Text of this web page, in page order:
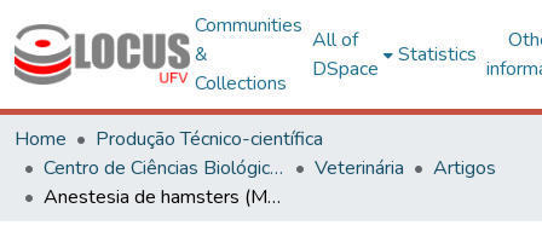
Communities
&
Collections
All of
DSpace
Statistics
Home
Produção Técnico-científica
Centro de Ciências Biológicas e da Saúde
Veterinária
Artigos
Anestesia de hamsters (Mesocricetus auratus) com Tiletamina-zolazepam em associação ou não com a Levomepromazina